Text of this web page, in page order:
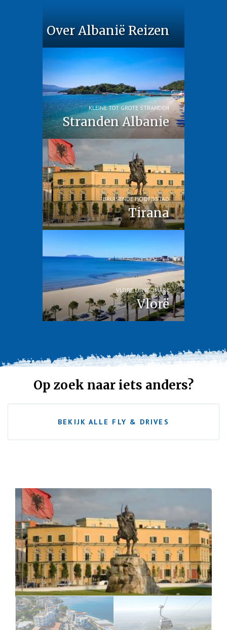
Over Albanië Reizen
Stranden Albanie
KLEINE TOT GROTE STRANDEN
Tirana
BRUISENDE HOOFDSTAD
Vlorë
VLORE LUNGOMARE
Op zoek naar iets anders?
BEKIJK ALLE FLY & DRIVES